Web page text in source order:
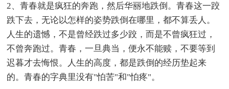
2、青春就是疯狂的奔跑，然后华丽地跌倒。青春这一跤
跌下去，无论以怎样的姿势跌倒在哪里，都不算丢人。
人生的遗憾，不是曾经跌过多少跤，而是不曾疯狂过，
不曾奔跑过。青春，一旦典当，便永不能赎，不要等到
迟暮才去悔恨。人生的高度，都是跌倒的经历垫起来
的。青春的字典里没有"怕苦"和"怕疼"。